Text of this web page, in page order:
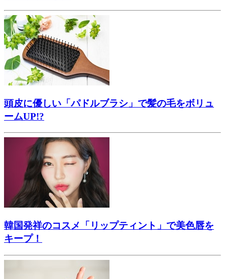
頭皮に優しい「パドルブラシ」で髪の毛をボリュ
ームUP!?
韓国発祥のコスメ「リップティント」で美色唇を
キープ！